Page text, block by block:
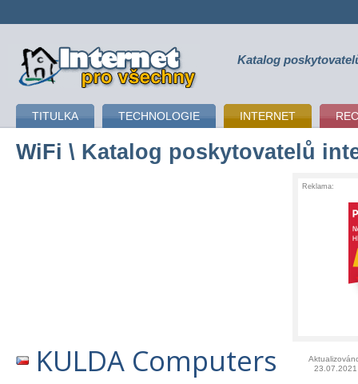
připojení k internetu Katalog
TITULKA TECHNOLOGIE INTERNET
WiFi \ Katalog poskytovatelů
Reklama:
KULDA Computers
23.07.2021